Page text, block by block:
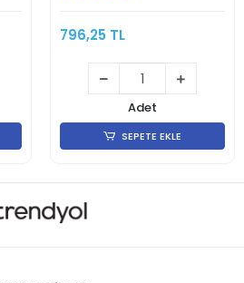
796,25 TL
Adet
SEPETE EKLE